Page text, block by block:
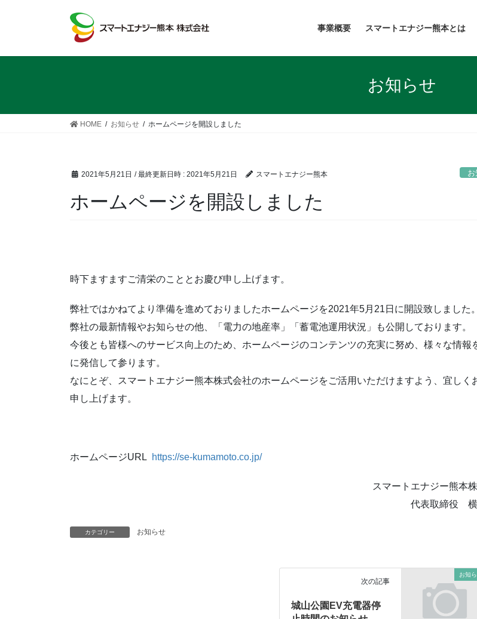
事業概要 スマートエナジー熊本とは
お知らせ
HOME お知らせ ホームページを開設しました
2021年5月21日 / 最終更新日時 : 2021年5月21日 スマートエナジー熊本
ホームページを開設しました
時下ますますご清栄のこととお慶び申し上げます。
弊社ではかねてより準備を進めておりましたホームページを2021年5月 21 日に開設致しました。
弊社の最新情報やお知らせの他、「電力の地産率」「蓄電池運用状況」も公開しております。
今後とも皆様へのサービス向上のため、ホームページのコンテンツの充実に努め、様々な情報
に発信して参ります。
なにとぞ、スマートエナジー熊本株式会社のホームページをご活用いただけますよう、宜しく
申し上げます。
ホームページURL https://se-kumamoto.co.jp/
スマートエナジー熊本
代表取締役
カテゴリー お知らせ
お知
次の記事
城山公園EV充電器停